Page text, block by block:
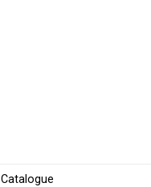
Catalogue